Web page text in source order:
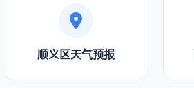
顺义区天气预报